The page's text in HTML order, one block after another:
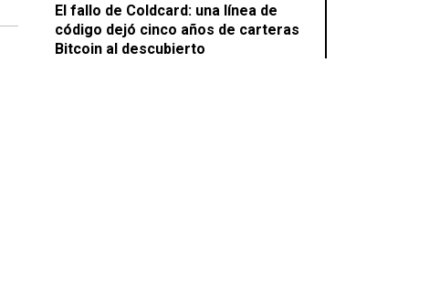
El fallo de Coldcard: una línea de
código dejó cinco años de carteras
Bitcoin al descubierto